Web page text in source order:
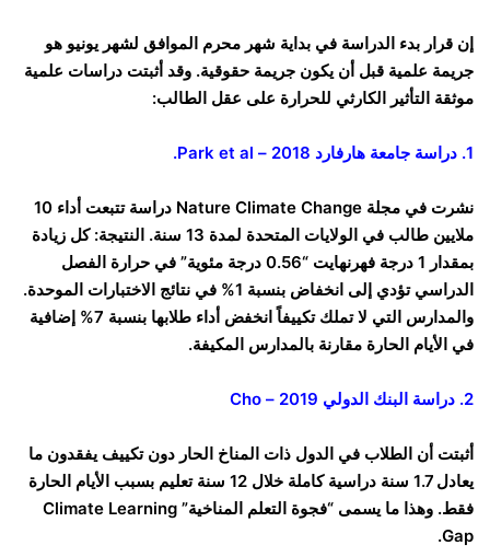
إن قرار بدء الدراسة في بداية شهر محرم الموافق لشهر يونيو هو
جريمة علمية قبل أن يكون جريمة حقوقية. وقد أثبتت دراسات علمية
موثقة التأثير الكارثي للحرارة على عقل الطالب:
1. دراسة جامعة هارفارد 2018 – Park et al.
نشرت في مجلة Nature Climate Change دراسة تتبعت أداء 10
ملايين طالب في الولايات المتحدة لمدة 13 سنة. النتيجة: كل زيادة
بمقدار 1 درجة فهرنهايت “0.56 درجة مئوية” في حرارة الفصل
الدراسي تؤدي إلى انخفاض بنسبة 1% في نتائج الاختبارات الموحدة.
والمدارس التي لا تملك تكييفاً انخفض أداء طلابها بنسبة 7% إضافية
في الأيام الحارة مقارنة بالمدارس المكيفة.
2. دراسة البنك الدولي 2019 – Cho
أثبتت أن الطلاب في الدول ذات المناخ الحار دون تكييف يفقدون ما
يعادل 1.7 سنة دراسية كاملة خلال 12 سنة تعليم بسبب الأيام الحارة
فقط. وهذا ما يسمى “فجوة التعلم المناخية” Climate Learning
Gap.